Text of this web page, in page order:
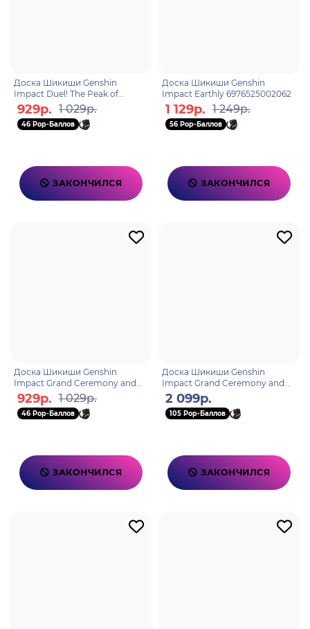
Доска Шикиши Genshin
Impact Duel! The Peak of
Summoning! 6976068147688
929р. 1 029р.
46 Pop-Баллов
ЗАКОНЧИЛСЯ
Доска Шикиши Genshin
Impact Earthly 6976525002062
1 129р. 1 249р.
56 Pop-Баллов
ЗАКОНЧИЛСЯ
Доска Шикиши Genshin
Impact Grand Ceremony and
Wisdom Industry
6976068143734
929р. 1 029р.
46 Pop-Баллов
ЗАКОНЧИЛСЯ
Доска Шикиши Genshin
Impact Grand Ceremony and
Wisdom Industry
6976068143741
2 099р.
105 Pop-Баллов
ЗАКОНЧИЛСЯ